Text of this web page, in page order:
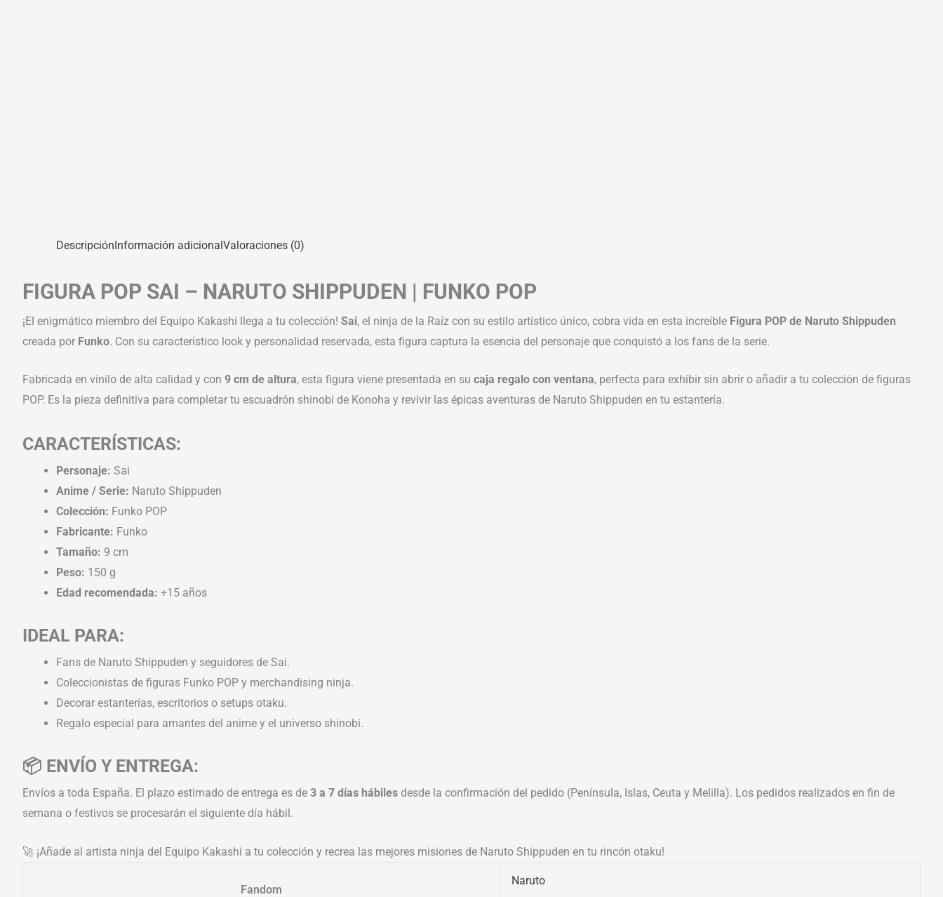
DescripciónInformación adicionalValoraciones (0)
FIGURA POP SAI – NARUTO SHIPPUDEN | FUNKO POP
¡El enigmático miembro del Equipo Kakashi llega a tu colección! Sai, el ninja de la Raíz con su estilo artístico único, cobra vida en esta increíble Figura POP de Naruto Shippuden
creada por Funko. Con su característico look y personalidad reservada, esta figura captura la esencia del personaje que conquistó a los fans de la serie.
Fabricada en vinilo de alta calidad y con 9 cm de altura, esta figura viene presentada en su caja regalo con ventana, perfecta para exhibir sin abrir o añadir a tu colección de figuras
POP. Es la pieza definitiva para completar tu escuadrón shinobi de Konoha y revivir las épicas aventuras de Naruto Shippuden en tu estantería.
CARACTERÍSTICAS:
Personaje: Sai
Anime / Serie: Naruto Shippuden
Colección: Funko POP
Fabricante: Funko
Tamaño: 9 cm
Peso: 150 g
Edad recomendada: +15 años
IDEAL PARA:
Fans de Naruto Shippuden y seguidores de Sai.
Coleccionistas de figuras Funko POP y merchandising ninja.
Decorar estanterías, escritorios o setups otaku.
Regalo especial para amantes del anime y el universo shinobi.
📦 ENVÍO Y ENTREGA:
Envíos a toda España. El plazo estimado de entrega es de 3 a 7 días hábiles desde la confirmación del pedido (Península, Islas, Ceuta y Melilla). Los pedidos realizados en fin de
semana o festivos se procesarán el siguiente día hábil.
🚀 ¡Añade al artista ninja del Equipo Kakashi a tu colección y recrea las mejores misiones de Naruto Shippuden en tu rincón otaku!
Fandom
Naruto